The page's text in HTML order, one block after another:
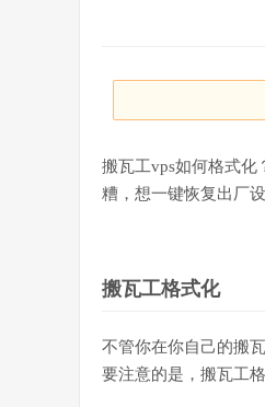
搬瓦工vps如何格式化
糟，想一键恢复出厂
搬瓦工格式化
不管你在你自己的搬
要注意的是，搬瓦工